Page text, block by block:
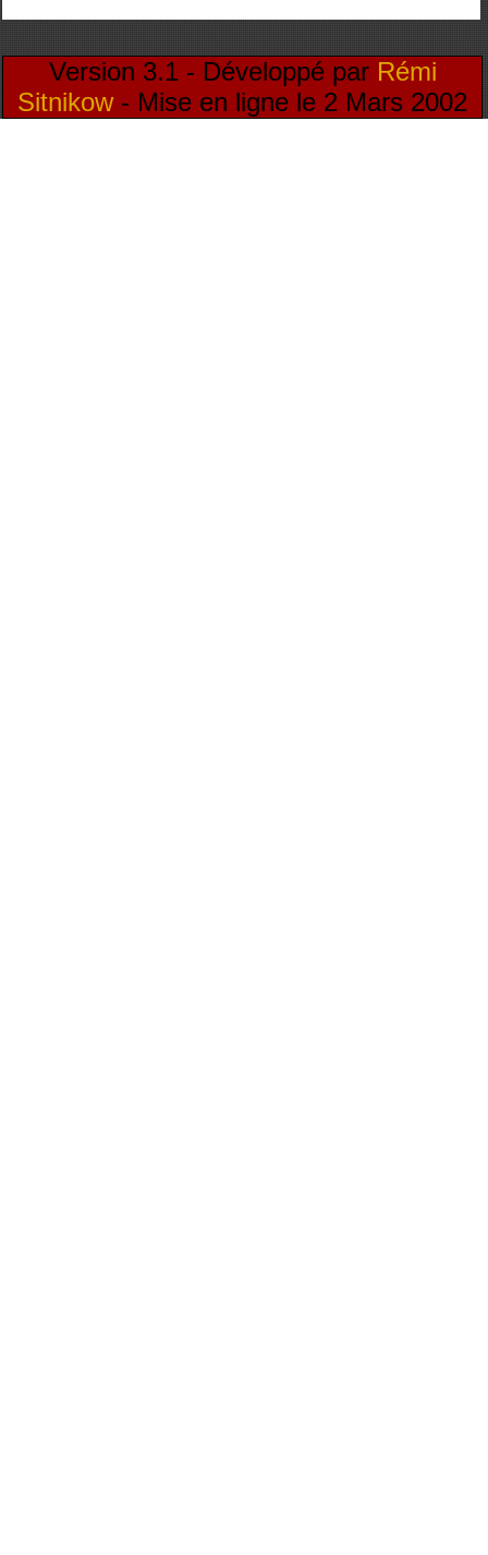
Version 3.1 - Développé par Rémi
Sitnikow- Mise en ligne le 2 Mars 2002